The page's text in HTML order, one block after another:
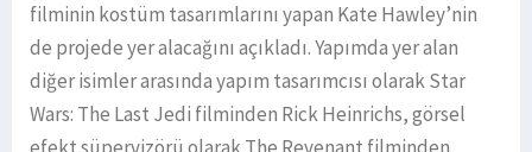
filminin kostüm tasarımlarını yapan Kate Hawley’nin
de projede yer alacağını açıkladı. Yapımda yer alan
diğer isimler arasında yapım tasarımcısı olarak Star
Wars: The Last Jedi filminden Rick Heinrichs, görsel